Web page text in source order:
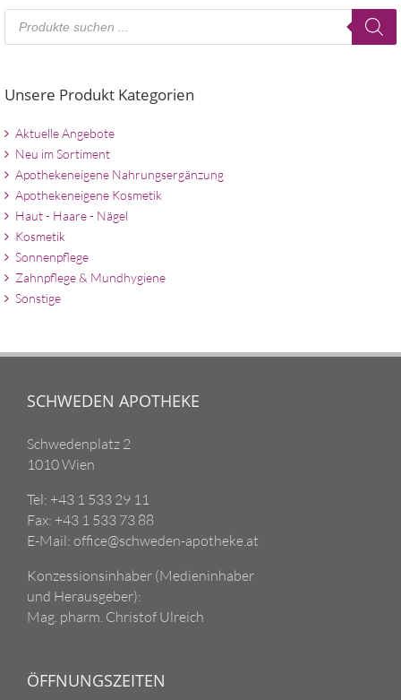
Products
search
Unsere Produkt Kategorien
Aktuelle Angebote
Neu im Sortiment
Apothekeneigene Nahrungsergänzung
Apothekeneigene Kosmetik
Haut - Haare - Nägel
Kosmetik
Sonnenpflege
Zahnpflege & Mundhygiene
Sonstige
SCHWEDEN APOTHEKE
Schwedenplatz 2
1010 Wien
Tel: +43 1 533 29 11
Fax: +43 1 533 73 88
E-Mail: office@schweden-apotheke.at
Konzessionsinhaber (Medieninhaber
und Herausgeber):
Mag. pharm. Christof Ulreich
ÖFFNUNGSZEITEN